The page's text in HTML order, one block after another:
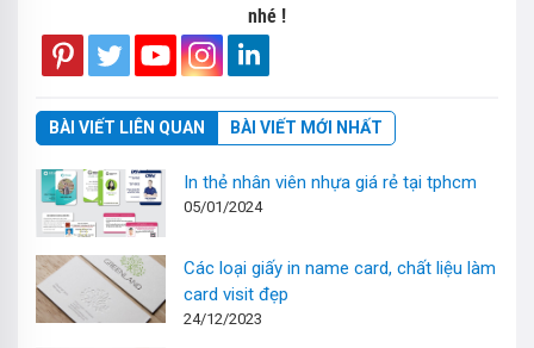
nhé !
BÀI VIẾT LIÊN QUAN BÀI VIẾT MỚI NHẤT
In thẻ nhân viên nhựa giá rẻ tại tphcm
05/01/2024
Các loại giấy in name card, chất liệu làm
card visit đẹp
24/12/2023